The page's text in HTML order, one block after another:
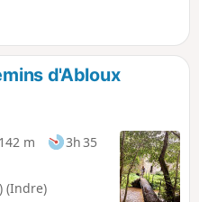
d'Abloux
m
3h 35
(Indre)